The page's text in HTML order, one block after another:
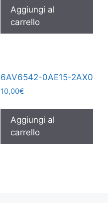
Aggiungi al
carrello
6AV6542-0AE15-2AX0
10,00€
Aggiungi al
carrello